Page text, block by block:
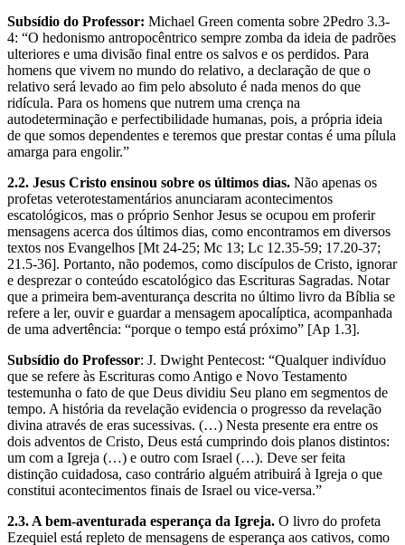
Subsídio do Professor: Michael Green comenta sobre 2Pedro 3.3-
4: “O hedonismo antropocêntrico sempre zomba da ideia de padrões
ulteriores e uma divisão final entre os salvos e os perdidos. Para
homens que vivem no mundo do relativo, a declaração de que o
relativo será levado ao fim pelo absoluto é nada menos do que
ridícula. Para os homens que nutrem uma crença na
autodeterminação e perfectibilidade humanas, pois, a própria ideia
de que somos dependentes e teremos que prestar contas é uma pílula
amarga para engolir.”
2.2. Jesus Cristo ensinou sobre os últimos dias. Não apenas os
profetas veterotestamentários anunciaram acontecimentos
escatológicos, mas o próprio Senhor Jesus se ocupou em proferir
mensagens acerca dos últimos dias, como encontramos em diversos
textos nos Evangelhos [Mt 24-25; Mc 13; Lc 12.35-59; 17.20-37;
21.5-36]. Portanto, não podemos, como discípulos de Cristo, ignorar
e desprezar o conteúdo escatológico das Escrituras Sagradas. Notar
que a primeira bem-aventurança descrita no último livro da Bíblia se
refere a ler, ouvir e guardar a mensagem apocalíptica, acompanhada
de uma advertência: “porque o tempo está próximo” [Ap 1.3].
Subsídio do Professor: J. Dwight Pentecost: “Qualquer indivíduo
que se refere às Escrituras como Antigo e Novo Testamento
testemunha o fato de que Deus dividiu Seu plano em segmentos de
tempo. A história da revelação evidencia o progresso da revelação
divina através de eras sucessivas. (…) Nesta presente era entre os
dois adventos de Cristo, Deus está cumprindo dois planos distintos:
um com a Igreja (…) e outro com Israel (…). Deve ser feita
distinção cuidadosa, caso contrário alguém atribuirá à Igreja o que
constitui acontecimentos finais de Israel ou vice-versa.”
2.3. A bem-aventurada esperança da Igreja. O livro do profeta
Ezequiel está repleto de mensagens de esperança aos cativos, como